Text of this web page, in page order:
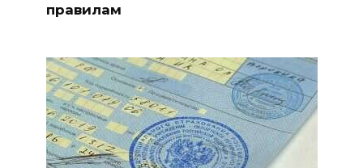
правилам